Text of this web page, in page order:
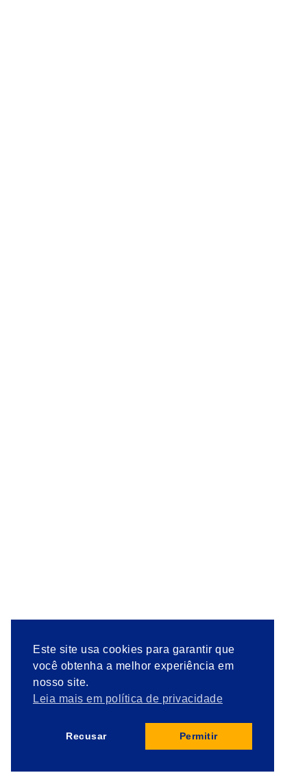
Este site usa cookies para garantir que
você obtenha a melhor experiência em
nosso site.
Leia mais em política de privacidade
Recusar Permitir